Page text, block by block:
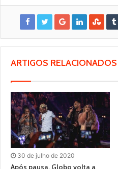
ARTIGOS RELACIONADOS
30 de julho de 2020